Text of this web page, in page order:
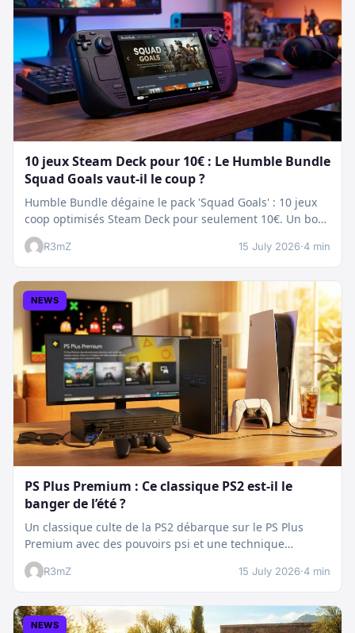
10 jeux Steam Deck pour 10€ : Le Humble Bundle
Squad Goals vaut-il le coup ?
Humble Bundle dégaine le pack 'Squad Goals' : 10 jeux
coop optimisés Steam Deck pour seulement 10€. Un bon
plan…
R3mZ 15 July 2026·4 min
NEWS
PS Plus Premium : Ce classique PS2 est-il le
banger de l’été ?
Un classique culte de la PS2 débarque sur le PS Plus
Premium avec des pouvoirs psi et une technique
boostée.…
R3mZ 15 July 2026·4 min
NEWS